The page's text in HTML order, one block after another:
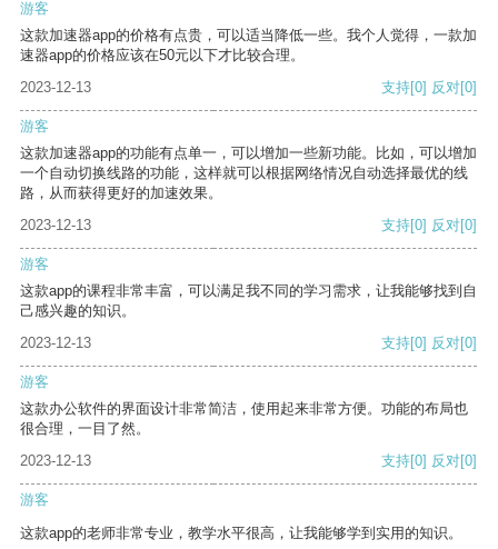
游客
这款加速器app的价格有点贵，可以适当降低一些。我个人觉得，一款加
速器app的价格应该在50元以下才比较合理。
2023-12-13
支持[0] 反对[0]
游客
这款加速器app的功能有点单一，可以增加一些新功能。比如，可以增加
一个自动切换线路的功能，这样就可以根据网络情况自动选择最优的线
路，从而获得更好的加速效果。
2023-12-13
支持[0] 反对[0]
游客
这款app的课程非常丰富，可以满足我不同的学习需求，让我能够找到自
己感兴趣的知识。
2023-12-13
支持[0] 反对[0]
游客
这款办公软件的界面设计非常简洁，使用起来非常方便。功能的布局也
很合理，一目了然。
2023-12-13
支持[0] 反对[0]
游客
这款app的老师非常专业，教学水平很高，让我能够学到实用的知识。